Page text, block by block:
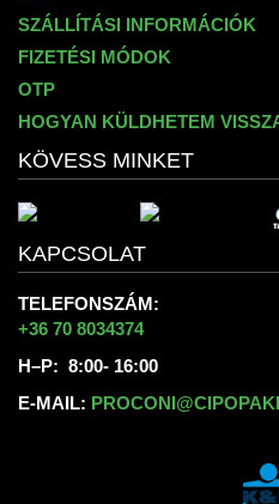
SZÁLLÍTÁSI INFORMÁCIÓK
FIZETÉSI MÓDOK
OTP
HOGYAN KÜLDHETEM
KÖVESS MINKET
KAPCSOLAT
TELEFONSZÁM:
+36 70 8034374
H–P: 8:00- 16:00
E-MAIL: